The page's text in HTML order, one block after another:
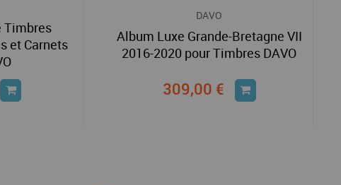
Timbres
et Carnets
DAVO
Album Luxe Grande-Bretagne VII
2016-2020 pour Timbres DAVO
309,00 €